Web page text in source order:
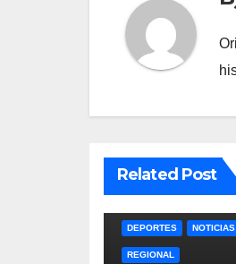
Related Post
DEPORTES NOTICIAS
REGIONAL